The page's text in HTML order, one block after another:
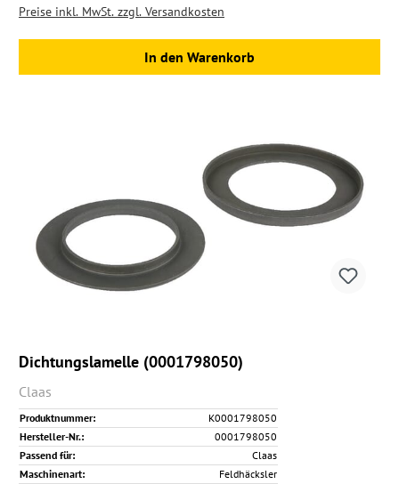
Preise inkl. MwSt. zzgl. Versandkosten
In den Warenkorb
Dichtungslamelle (0001798050)
Claas
Produktnummer:
K0001798050
Hersteller-Nr.:
0001798050
Passend für:
Claas
Maschinenart:
Feldhäcksler